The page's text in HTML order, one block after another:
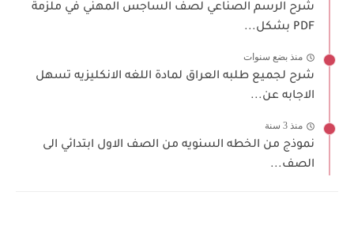
شرح الرسم الصناعي لصف الساجس المهني في ملزمة
PDF بشكل...
منذ بضع سنوات
شرح لجميع طلبه العراق لمادة اللغه الانكليزيه تسهل
الاجابه عن...
منذ 3 سنة
نموذج من الخطه السنويه من الصف الاول ابتدائي الى
الصف...